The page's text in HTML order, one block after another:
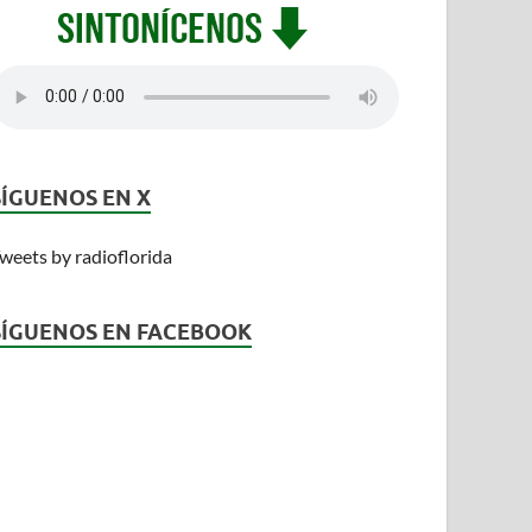
EN X
by radioflorida
EN FACEBOOK